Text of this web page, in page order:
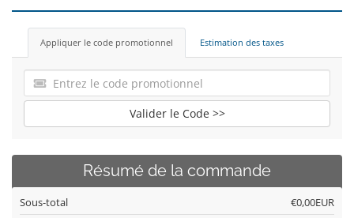
Appliquer le code promotionnel Estimation des taxes
Valider le Code >>
Résumé de la commande
Sous-total €0,00EUR